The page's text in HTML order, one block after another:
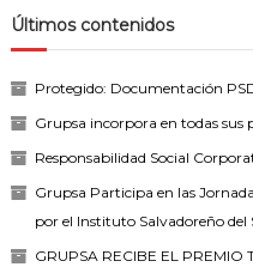
Últimos contenidos
Protegido: Documentación
Grupsa incorpora en todas sus
Responsabilidad Social
Grupsa Participa en las
por el Instituto Salvadoreño del
GRUPSA RECIBE EL